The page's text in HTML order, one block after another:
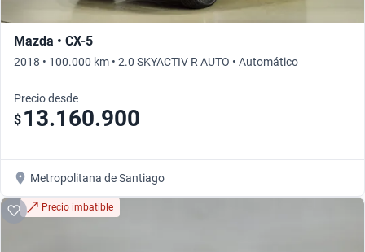
Mazda • CX-5
2018 • 100.000 km • 2.0 SKYACTIV R AUTO • Automático
Precio desde
$ 13.160.900
Metropolitana de Santiago
Precio imbatible